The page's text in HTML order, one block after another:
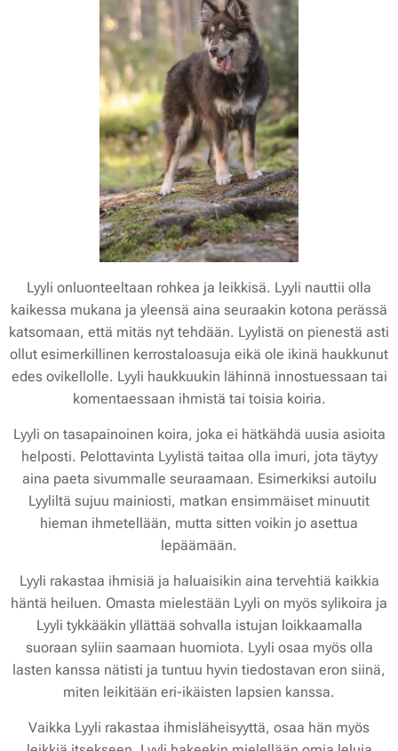
Lyyli onluonteeltaan rohkea ja leikkisä. Lyyli nauttii olla
kaikessa mukana ja yleensä aina seuraakin kotona perässä
katsomaan, että mitäs nyt tehdään. Lyylistä on pienestä asti
ollut esimerkillinen kerrostaloasuja eikä ole ikinä haukkunut
edes ovikellolle. Lyyli haukkuukin lähinnä innostuessaan tai
komentaessaan ihmistä tai toisia koiria.
Lyyli on tasapainoinen koira, joka ei hätkähdä uusia asioita
helposti. Pelottavinta Lyylistä taitaa olla imuri, jota täytyy
aina paeta sivummalle seuraamaan. Esimerkiksi autoilu
Lyyliltä sujuu mainiosti, matkan ensimmäiset minuutit
hieman ihmetellään, mutta sitten voikin jo asettua
lepäämään.
Lyyli rakastaa ihmisiä ja haluaisikin aina tervehtiä kaikkia
häntä heiluen. Omasta mielestään Lyyli on myös sylikoira ja
Lyyli tykkääkin yllättää sohvalla istujan loikkaamalla
suoraan syliin saamaan huomiota. Lyyli osaa myös olla
lasten kanssa nätisti ja tuntuu hyvin tiedostavan eron siinä,
miten leikitään eri-ikäisten lapsien kanssa.
Vaikka Lyyli rakastaa ihmisläheisyyttä, osaa hän myös